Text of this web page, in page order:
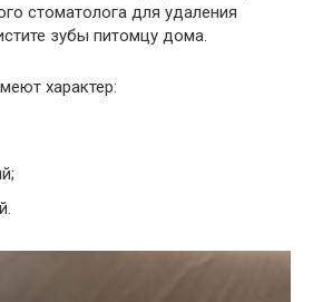
стоматолога для удаления
зубы питомцу дома.
характер: